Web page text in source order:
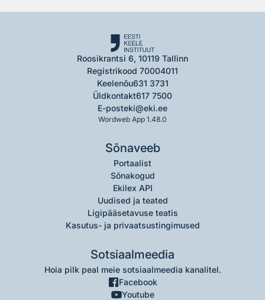
Roosikrantsi 6, 10119 Tallinn
Registrikood 70004011
Keelenõu631 3731
Üldkontakt617 7500
E-posteki@eki.ee
Wordweb App 1.48.0
Sõnaveeb
Portaalist
Sõnakogud
Ekilex API
Uudised ja teated
Ligipääsetavuse teatis
Kasutus- ja privaatsustingimused
Sotsiaalmeedia
Hoia pilk peal meie sotsiaalmeedia kanalitel.
Facebook
Youtube